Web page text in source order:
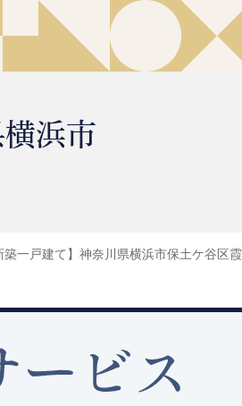
横浜市
築一戸建て】神奈川県横浜市保土ケ谷区